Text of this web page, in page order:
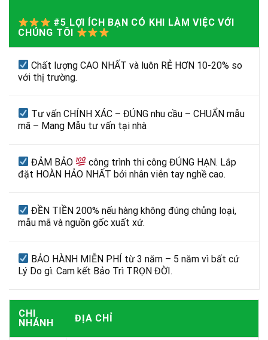
#5 LỢI ÍCH BẠN CÓ KHI LÀM VIỆC VỚI
CHÚNG TÔI
Chất lượng CAO NHẤT và luôn RẺ HƠN 10-20% so
với thị trường.
Tư vấn CHÍNH XÁC – ĐÚNG nhu cầu – CHUẨN mẫu
mã – Mang Mẫu tư vấn tại nhà
ĐẢM BẢO
công trình thi công ĐÚNG HẠN. Lắp
đặt HOÀN HẢO NHẤT bởi nhân viên tay nghề cao.
ĐỀN TIỀN 200% nếu hàng không đúng chủng loại,
mẫu mã và nguồn gốc xuất xứ.
BẢO HÀNH MIỄN PHÍ từ 3 năm – 5 năm vì bất cứ
Lý Do gì. Cam kết Bảo Trì TRỌN ĐỜI.
CHI
NHÁNH
ĐỊA CHỈ